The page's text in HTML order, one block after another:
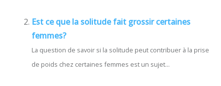
Est ce que la solitude fait grossir certaines
femmes?
La question de savoir si la solitude peut contribuer à la prise
de poids chez certaines femmes est un sujet...